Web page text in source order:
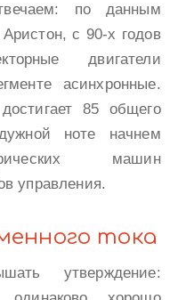
по данным
с 90-х годов
двигатели
асинхронные.
85 общего
ноте начнем
машин
управления.
тока
утверждение: